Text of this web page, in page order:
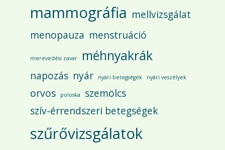
mammográfia mellvizsgálat
menopauza menstruáció
merevedési zavar méhnyakrák
napozás nyár nyári betegségek nyári veszélyek
orvos poloska
szemölcs
szív-érrendszeri betegségek
szűrővizsgálatok